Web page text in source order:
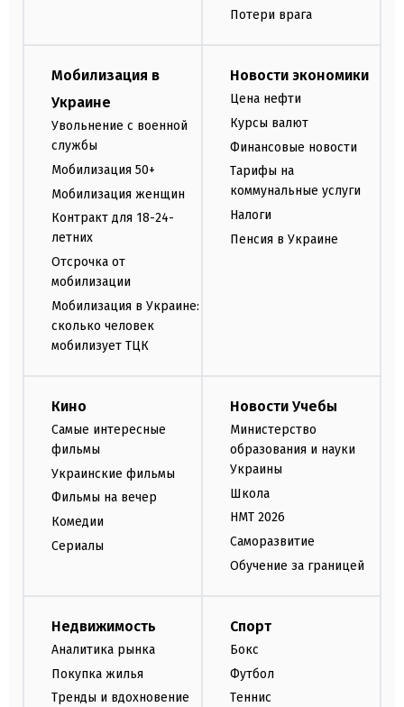
Потери врага
Мобилизация в
Украине
Увольнение с военной
службы
Мобилизация 50+
Мобилизация женщин
Контракт для 18-24-
летних
Отсрочка от
мобилизации
Мобилизация в Украине:
сколько человек
мобилизует ТЦК
Новости экономики
Цена нефти
Курсы валют
Финансовые новости
Тарифы на
коммунальные услуги
Налоги
Пенсия в Украине
Кино
Самые интересные
фильмы
Украинские фильмы
Фильмы на вечер
Комедии
Сериалы
Новости Учебы
Министерство
образования и науки
Украины
Школа
НМТ 2026
Саморазвитие
Обучение за границей
Недвижимость
Аналитика рынка
Покупка жилья
Тренды и вдохновение
Спорт
Бокс
Футбол
Теннис